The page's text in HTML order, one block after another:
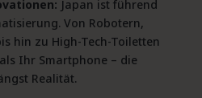
Japan ist führend
Von Robotern,
hin zu High-Tech-Toiletten
Ihr Smartphone – die
Realität.